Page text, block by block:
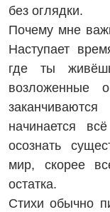
без оглядки.
Почему мне
Наступает
где ты
возложенные
начинается
осознать
мир, скорее
остатка.
Стихи обычно